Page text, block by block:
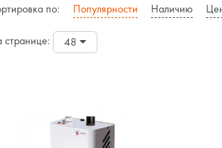
по: Популярности Наличию
странице: 48